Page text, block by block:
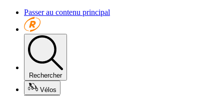
Passer au contenu principal
Rechercher
Vélos